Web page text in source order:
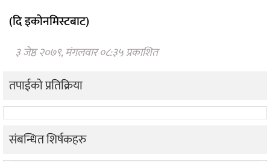
(दि इकोनमिस्टबाट)
३ जेष्ठ २०७९, मंगलवार ०८:३५ प्रकाशित
तपाईको प्रतिक्रिया
संबन्धित शिर्षकहरु